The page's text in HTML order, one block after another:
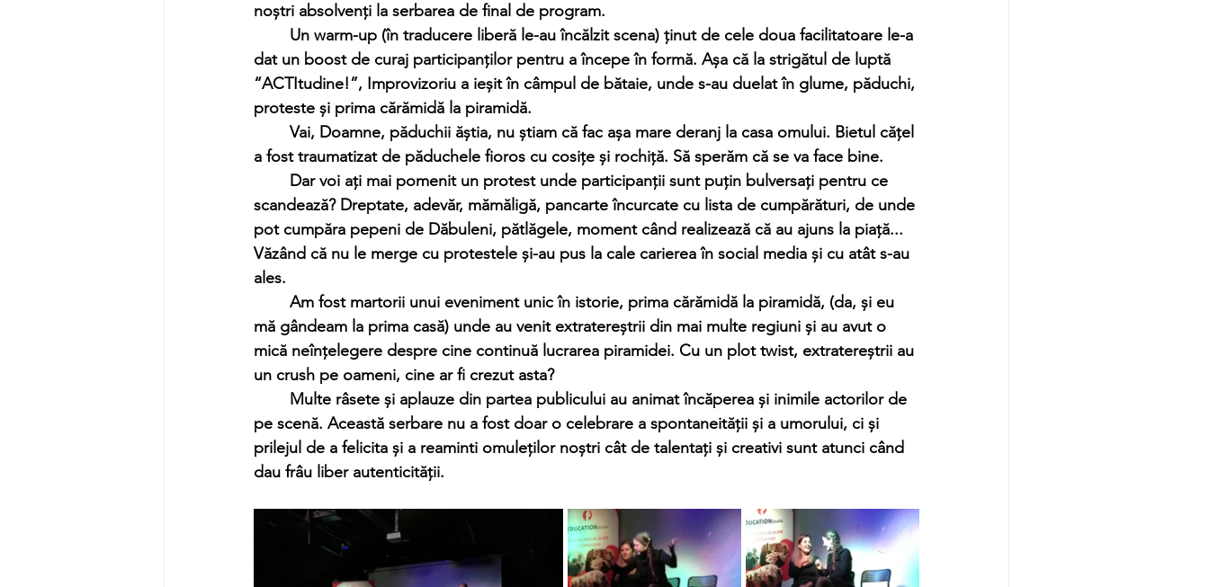
noștri absolvenți la serbarea de final de program.
dat un boost de curaj participanților pentru a începe în formă. Așa că la strigătul de luptă
“ACTItudine!”, Improvizoriu a ieșit în câmpul de bătaie, unde s-au duelat în glume, păduchi,
proteste și prima cărămidă la piramidă.
a fost traumatizat de păduchele fioros cu cosițe și rochiță. Să sperăm că se va face bine.
scandează? Dreptate, adevăr, mămăligă, pancarte încurcate cu lista de cumpărături, de unde
pot cumpăra pepeni de Dăbuleni, pătlăgele, moment când realizează că au ajuns la piață...
Văzând că nu le merge cu protestele și-au pus la cale carierea în social media și cu atât s-au
ales.
mă gândeam la prima casă) unde au venit extratereștrii din mai multe regiuni și au avut o
mică neînțelegere despre cine continuă lucrarea piramidei. Cu un plot twist, extratereștrii au
un crush pe oameni, cine ar fi crezut asta?
pe scenă. Această serbare nu a fost doar o celebrare a spontaneității și a umorului, ci și
prilejul de a felicita și a reaminti omuleților noștri cât de talentați și creativi sunt atunci când
dau frâu liber autenticității.